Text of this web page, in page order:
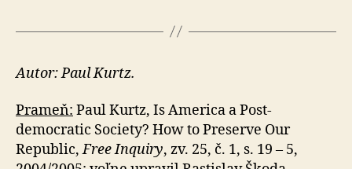
Autor: Paul Kurtz.
Prameň: Paul Kurtz, Is America a Post-
democratic Society? How to Preserve Our
Republic,Free Inquiry, zv. 25, č. 1, s. 19 – 5,